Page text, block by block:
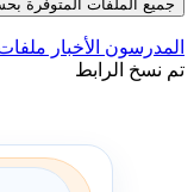
جميع الملفات المتوفرة
المدرسون الأخبار
تم نسخ الرابط